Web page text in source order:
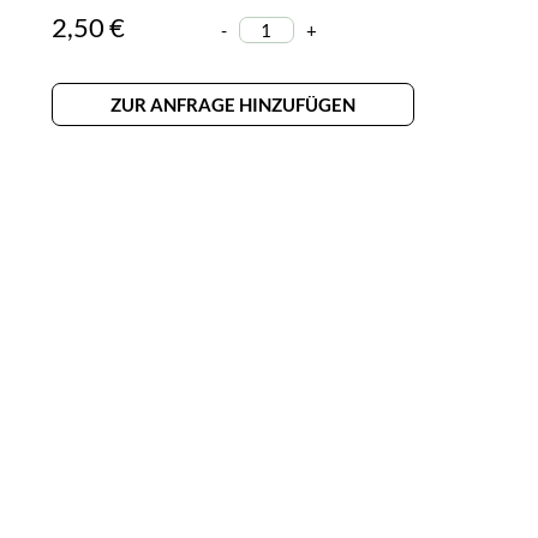
2,50 € - +
ZUR ANFRAGE HINZUFÜGEN